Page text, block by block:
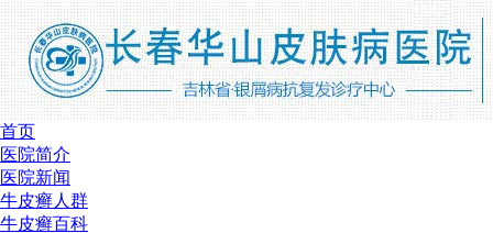
首页
医院简介
医院新闻
牛皮癣人群
牛皮癣百科